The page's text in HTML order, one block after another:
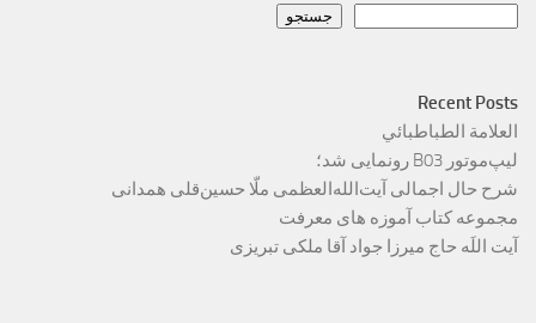
جستجو
Recent Posts
العلامة الطباطبائي
لیپ‌موتور B03 رونمایی شد؛
شرح حال اجمالی آیت‌الله‌العظمی ملّا حسین‌قلی همدانی
مجموعه کتاب آموزه های معرفت
آیت اللَه حاج میرزا جواد آقا ملکی تبریزی